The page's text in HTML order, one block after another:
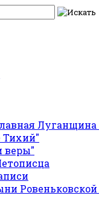
Луганщина
Тихий"
веры"
Ровеньковской